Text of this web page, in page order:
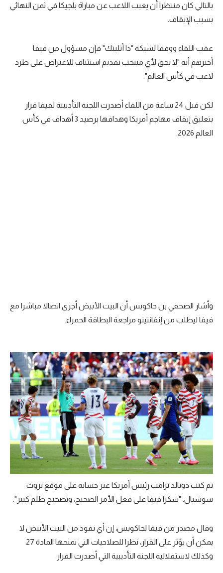
بالتالي كان منتظرا أن يغيب اللاعب عن مباراة بلجيكا في ثمن النهائي
بسبب الإيقاف.
عقب اللقاء ووفقا لشبكة "ذا أثليتك" فإن مسؤول من فيفا
أخبرهم أنه "لا يحق لأي منتخب تقديم استئناف للاعتراض على طرد
لاعب في كأس العالم".
لكن قبل 24 ساعة من اللقاء أصدرت اللجنة التأديبية لفيفا قرار
بتعليق إيقاف مهاجم أمريكا وهدافها برصيد 3 أهداف في كأس
العالم 2026.
وأشار الصحفي بن جاكوبس أن البيت الأبيض أجرى اتصالا مباشرا مع
فيفا ليطلب من إنفانتينو مراجعة البطاقة الحمراء.
ثم كتب دونالد ترامب رئيس أمريكا عبر حسابه على موقع تروث
سوشيال: "شكرا فيفا على فعل الأمر الصحيح، وتصحيح ظلم كبير".
وقال مصدر من فيفا لجاكوبس، إن أي نفوذ من البيت الأبيض لا
يمكن أن يؤثر على القرار، نظرا للصلاحيات التي تمنحها المادة 27
وكذلك لاستقلالية اللجنة التأديبية التي أصدرت القرار.